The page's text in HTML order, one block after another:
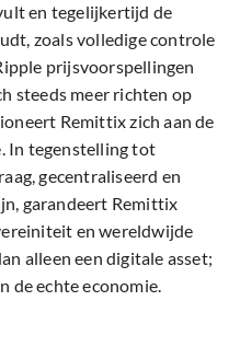
en tegelijkertijd de
zoals volledige controle
prijsvoorspellingen
steeds meer richten op
Remittix zich aan de
In tegenstelling tot
gecentraliseerd en
garandeert Remittix
en wereldwijde
alleen een digitale asset;
de echte economie.